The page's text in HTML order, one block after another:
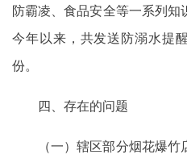
防霸凌、食品安全等一系列知
今年以来，共发送防溺水提
份。
四、存在的问题
（一）辖区部分烟花爆